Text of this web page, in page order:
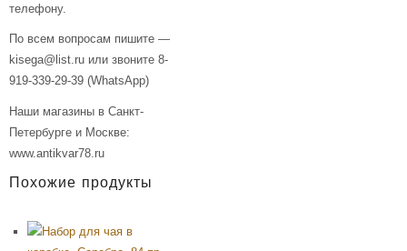
телефону.
По всем вопросам пишите —
kisega@list.ru или звоните 8-
919-339-29-39 (WhatsApp)
Наши магазины в Санкт-
Петербурге и Москве:
www.antikvar78.ru
Похожие продукты